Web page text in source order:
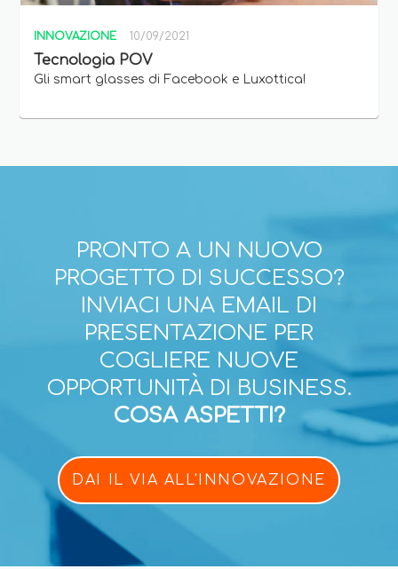
INNOVAZIONE 10/09/2021
Tecnologia POV
Gli smart glasses di Facebook e Luxottica!
PRONTO A UN NUOVO
PROGETTO DI SUCCESSO?
INVIACI UNA EMAIL DI
PRESENTAZIONE PER
COGLIERE NUOVE
OPPORTUNITÀ DI BUSINESS.
COSA ASPETTI?
DAI IL VIA ALL'INNOVAZIONE